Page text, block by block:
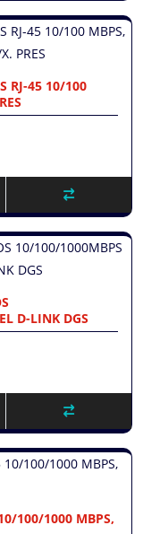
RJ-45 10/100
D-LINK DGS
100/1000 MBPS,